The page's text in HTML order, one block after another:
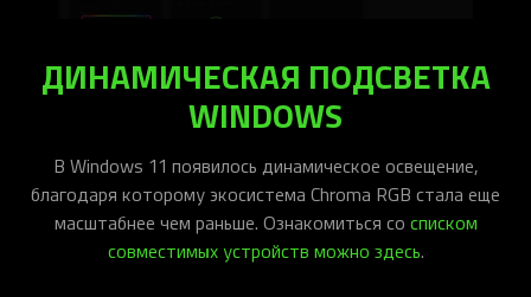
ДИНАМИЧЕСКАЯ ПОДСВЕТКА
WINDOWS
В Windows 11 появилось динамическое освещение,
благодаря которому экосистема Chroma RGB стала еще
масштабнее чем раньше. Ознакомиться со списком
совместимых устройств можно здесь.